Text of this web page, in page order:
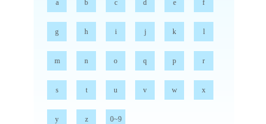
a b c d e f
g h i j k l
m n o q p r
s t u v w x
y z 0~9